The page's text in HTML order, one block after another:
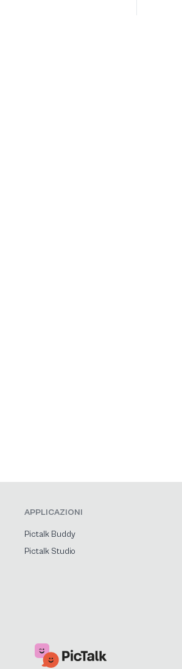
APPLICAZIONI
Pictalk Buddy
Pictalk Studio